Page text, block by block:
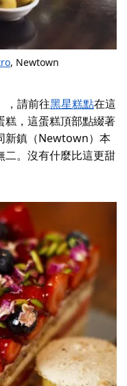
, Newtown
，請前往黑星糕點在這
糕，這蛋糕頂部點綴著
新鎮（Newtown）本
二。沒有什麼比這更甜